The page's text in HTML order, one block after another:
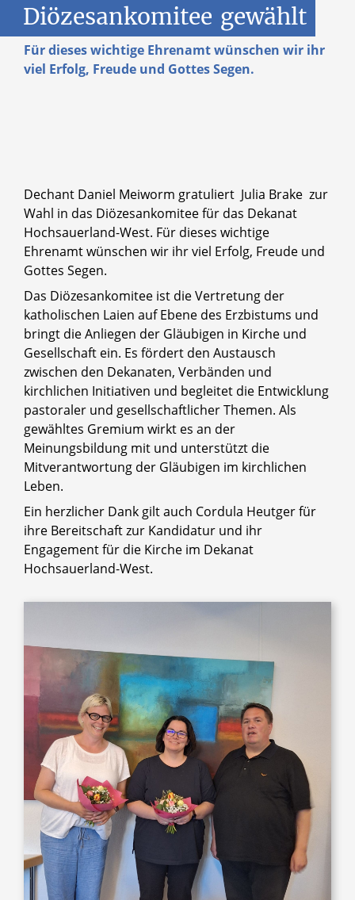
Diözesankomitee gewählt
Für dieses wichtige Ehrenamt wünschen wir ihr
viel Erfolg, Freude und Gottes Segen.
Dechant Daniel Meiworm gratuliert Julia Brake zur
Wahl in das Diözesankomitee für das Dekanat
Hochsauerland-West. Für dieses wichtige
Ehrenamt wünschen wir ihr viel Erfolg, Freude und
Gottes Segen.
Das Diözesankomitee ist die Vertretung der
katholischen Laien auf Ebene des Erzbistums und
bringt die Anliegen der Gläubigen in Kirche und
Gesellschaft ein. Es fördert den Austausch
zwischen den Dekanaten, Verbänden und
kirchlichen Initiativen und begleitet die Entwicklung
pastoraler und gesellschaftlicher Themen. Als
gewähltes Gremium wirkt es an der
Meinungsbildung mit und unterstützt die
Mitverantwortung der Gläubigen im kirchlichen
Leben.
Ein herzlicher Dank gilt auch Cordula Heutger für
ihre Bereitschaft zur Kandidatur und ihr
Engagement für die Kirche im Dekanat
Hochsauerland-West.